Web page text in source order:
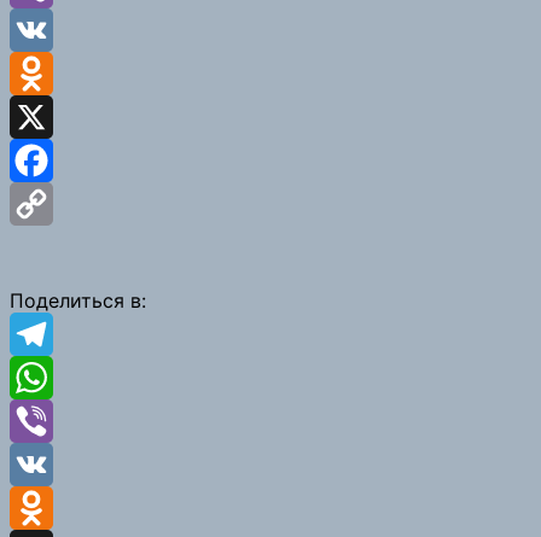
Viber
VK
Odnoklassniki
X
Facebook
Link
Поделиться в:
Telegram
WhatsApp
Viber
VK